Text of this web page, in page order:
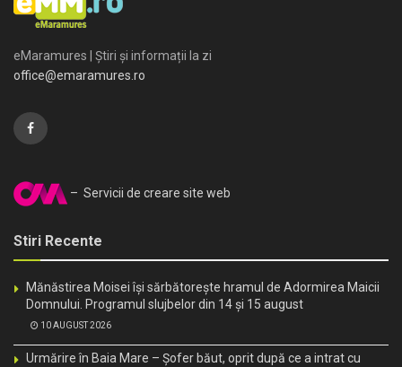
eMaramures | Știri și informații la zi
office@emaramures.ro
– Servicii de creare site web
Stiri Recente
Mănăstirea Moisei își sărbătorește hramul de Adormirea Maicii
Domnului. Programul slujbelor din 14 și 15 august
10 AUGUST 2026
Urmărire în Baia Mare – Șofer băut, oprit după ce a intrat cu